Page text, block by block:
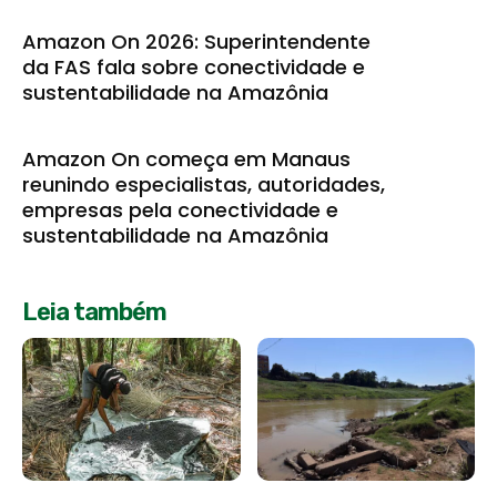
Amazon On 2026: Superintendente
da FAS fala sobre conectividade e
sustentabilidade na Amazônia
Amazon On começa em Manaus
reunindo especialistas, autoridades,
empresas pela conectividade e
sustentabilidade na Amazônia
Leia também